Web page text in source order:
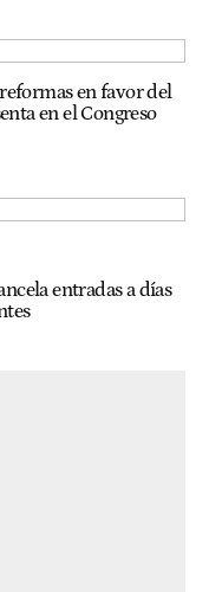
en favor del
en el Congreso
entradas a días